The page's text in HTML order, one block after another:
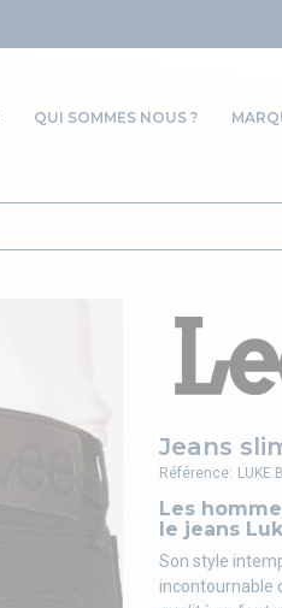
QUI SOMMES NOUS ?
Jeans
Les
le jeans
Son style
incontournable
Référence: LUKE